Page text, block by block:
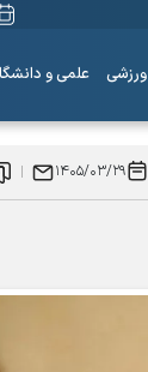
ورزشی علمی و
۱۴۰۵/۰۳/۲۹